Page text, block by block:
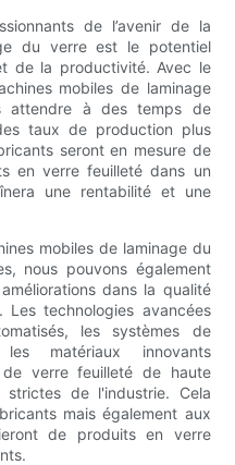
de l’avenir de la
du verre est le potentiel
de la productivité. Avec le
mobiles de laminage
attendre à des temps de
taux de production plus
seront en mesure de
en verre feuilleté dans un
une rentabilité et une
mobiles de laminage du
nous pouvons également
dans la qualité
technologies avancées
les systèmes de
matériaux innovants
verre feuilleté de haute
de l'industrie. Cela
mais également aux
de produits en verre